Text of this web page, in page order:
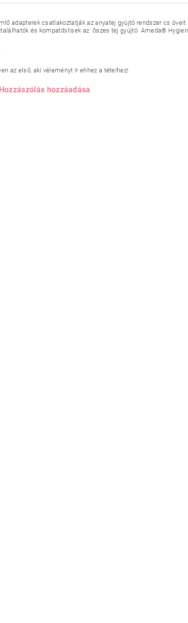
adapterek csatlakoztatják az anyatej gyújtó rendszer cs
és kompatibilisek az őszes tej gyújtó Ameda®
az első, aki véleményt ír ehhez a tételhez!
Hozzászólás hozzáadása